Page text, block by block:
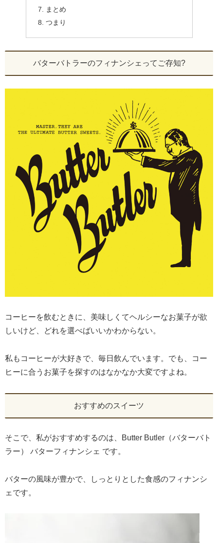
まとめ
つまり
バターバトラーのフィナンシェってご存知?
コーヒーを飲むときに、美味しくてヘルシーなお菓子が欲
しいけど、どれを選べばいいかわからない。
私もコーヒーが大好きで、毎日飲んでいます。でも、コー
ヒーに合うお菓子を探すのはなかなか大変ですよね。
おすすめのスイーツ
そこで、私がおすすめするのは、Butter Butler（バターバト
ラー） バターフィナンシェ です。
バターの風味が豊かで、しっとりとした食感のフィナンシ
ェです。